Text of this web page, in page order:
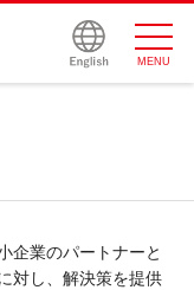
MENU
企業のパートナーと
対し、解決策を提供